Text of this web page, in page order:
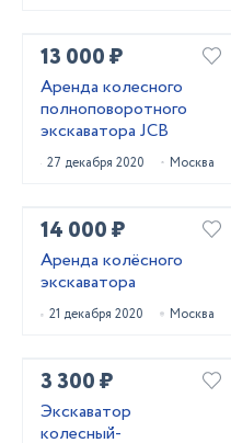
13 000 ₽
Аренда колесного
полноповоротного
экскаватора JCB
27 декабря 2020 Москва
14 000 ₽
Аренда колёсного
экскаватора
21 декабря 2020 Москва
3 300 ₽
Экскаватор
колесный-